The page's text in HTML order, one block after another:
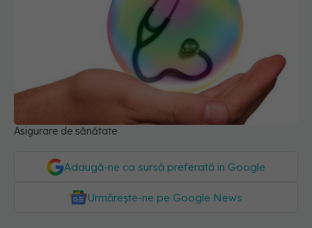
Asigurare de sănătate
Adaugă-ne ca sursă preferată în Google
Urmărește-ne pe Google News